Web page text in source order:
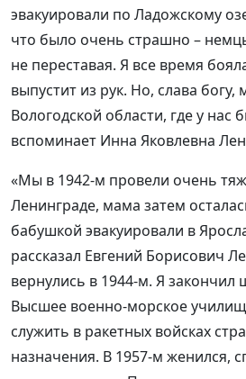
эвакуировали по Ладожскому
что было очень страшно –
не переставая. Я все время
выпустит из рук. Но, слава
Вологодской области, где у нас
вспоминает Инна Яковлевна
«Мы в 1942-м провели очень
Ленинграде, мама затем
бабушкой эвакуировали в
рассказал Евгений Борисович
вернулись в 1944-м. Я закончил
Высшее военно-морское
служить в ракетных войсках
назначения. В 1957-м женился,